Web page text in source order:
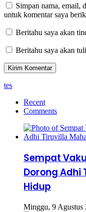
Simpan nama, email,
untuk komentar saya
Beritahu saya akan
Beritahu saya akan
tes
Recent
Comments
Sempat
Dorong Adhi
Hidup
Minggu, 9 Agustus